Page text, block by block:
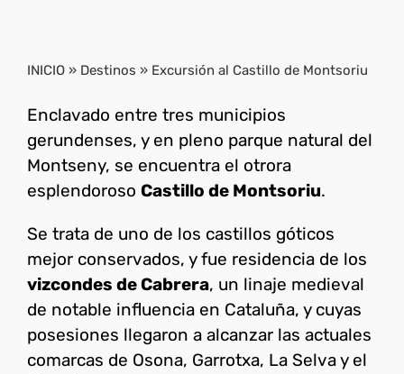
INICIO » Destinos » Excursión al Castillo de Montsoriu
Enclavado entre tres municipios
gerundenses, y en pleno parque natural del
Montseny, se encuentra el otrora
esplendoroso Castillo de Montsoriu.
Se trata de uno de los castillos góticos
mejor conservados, y fue residencia de los
vizcondes de Cabrera, un linaje medieval
de notable influencia en Cataluña, y cuyas
posesiones llegaron a alcanzar las actuales
comarcas de Osona, Garrotxa, La Selva y el